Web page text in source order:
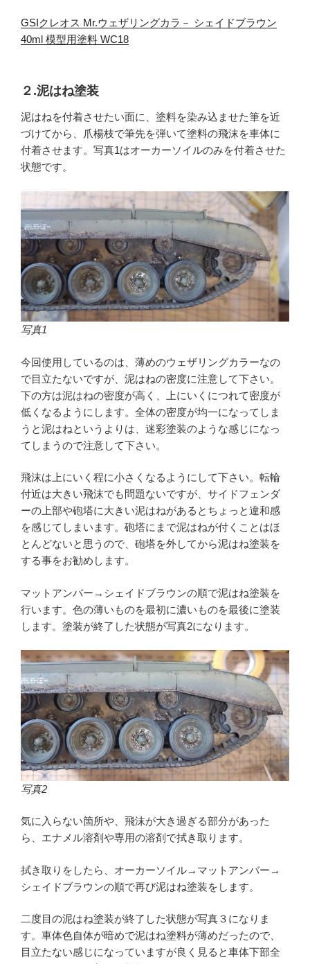
GSIクレオス Mr.ウェザリングカラ－ シェイドブラウン
40ml 模型用塗料 WC18
２.泥はね塗装
泥はねを付着させたい面に、塗料を染み込ませた筆を近
づけてから、爪楊枝で筆先を弾いて塗料の飛沫を車体に
付着させます。写真1はオーカーソイルのみを付着させた
状態です。
写真1
今回使用しているのは、薄めのウェザリングカラーなの
で目立たないですが、泥はねの密度に注意して下さい。
下の方は泥はねの密度が高く、上にいくにつれて密度が
低くなるようにします。全体の密度が均一になってしま
うと泥はねというよりは、迷彩塗装のような感じになっ
てしまうので注意して下さい。
飛沫は上にいく程に小さくなるようにして下さい。転輪
付近は大きい飛沫でも問題ないですが、サイドフェンダ
ーの上部や砲塔に大きい泥はねがあるとちょっと違和感
を感じてしまいます。砲塔にまで泥はねが付くことはほ
とんどないと思うので、砲塔を外してから泥はね塗装を
する事をお勧めします。
マットアンバー→シェイドブラウンの順で泥はね塗装を
行います。色の薄いものを最初に濃いものを最後に塗装
します。塗装が終了した状態が写真2になります。
写真2
気に入らない箇所や、飛沫が大き過ぎる部分があった
ら、エナメル溶剤や専用の溶剤で拭き取ります。
拭き取りをしたら、オーカーソイル→マットアンバー→
シェイドブラウンの順で再び泥はね塗装をします。
二度目の泥はね塗装が終了した状態が写真３になりま
す。車体色自体が暗めで泥はね塗料が薄めだったので、
目立たない感じになっていますが良く見ると車体下部全